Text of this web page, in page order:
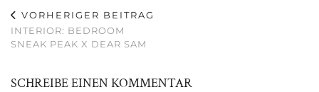
VORHERIGER BEITRAG
INTERIOR: BEDROOM
SNEAK PEAK X DEAR SAM
SCHREIBE EINEN KOMMENTAR